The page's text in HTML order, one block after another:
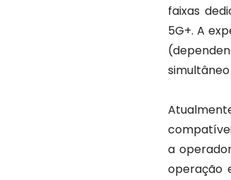
faixas
5G+. A
a
operação